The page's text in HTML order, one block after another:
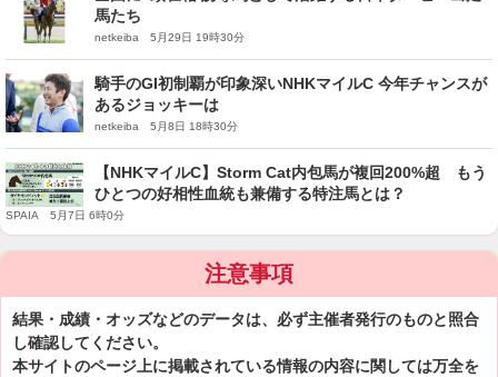
馬たち
netkeiba 5月29日 19時30分
騎手のGI初制覇が印象深いNHKマイルC 今年チャンスが
あるジョッキーは
netkeiba 5月8日 18時30分
【NHKマイルC】Storm Cat内包馬が複回200%超 もう
ひとつの好相性血統も兼備する特注馬とは？
SPAIA 5月7日 6時0分
注意事項
結果・成績・オッズなどのデータは、必ず主催者発行のものと照合
し確認してください。
本サイトのページ上に掲載されている情報の内容に関しては万全を